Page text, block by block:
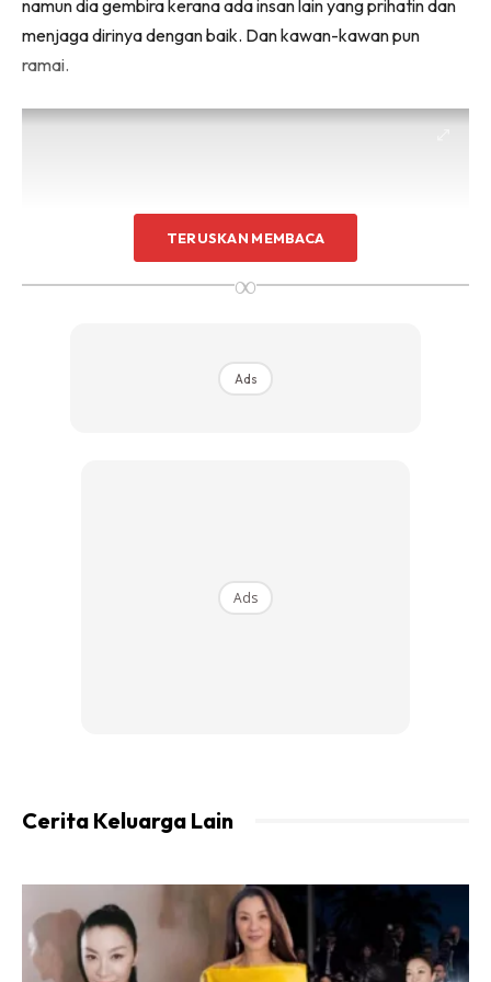
namun dia gembira kerana ada insan lain yang prihatin dan
menjaga dirinya dengan baik. Dan kawan-kawan pun
ramai.
“Di sini alhamdulilah semua ada makan minum, pakaian dan
TERUSKAN MEMBACA
∞
Ads
Ads
Cerita Keluarga Lain